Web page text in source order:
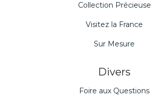
Collection Précieuse
Visitez la France
Sur Mesure
Divers
Foire aux Questions